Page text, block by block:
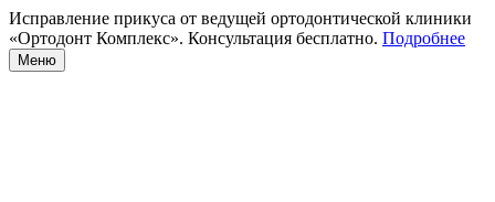
Исправление прикуса от ведущей ортодонтической клиники
«Ортодонт Комплекс». Консультация бесплатно. Подробнее
Меню